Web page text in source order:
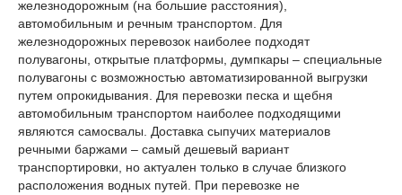
железнодорожным (на большие расстояния),
автомобильным и речным транспортом. Для
железнодорожных перевозок наиболее подходят
полувагоны, открытые платформы, думпкары – специальные
полувагоны с возможностью автоматизированной выгрузки
путем опрокидывания. Для перевозки песка и щебня
автомобильным транспортом наиболее подходящими
являются самосвалы. Доставка сыпучих материалов
речными баржами – самый дешевый вариант
транспортировки, но актуален только в случае близкого
расположения водных путей. При перевозке не